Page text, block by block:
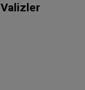
Valizler